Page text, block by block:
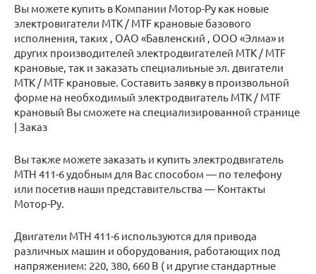
Вы можете купить в Компании Мотор-Ру как новые
электровигатели MTK / MTF крановые базового
исполнения, таких , ОАО «Бавленский , ООО «Элма» и
других производителей электродвигателей MTK / MTF
крановые, так и заказать специалиьные эл. двигатели
MTK / MTF крановые. Составить заявку в произвольной
форме на необходимый электродвигатель MTK / MTF
крановый Вы сможете на специализированной странице
| Заказ
Вы также можете заказать и купить электродвигатель
МТН 411-6 удобным для Вас способом — по телефону
или посетив наши представительства — Контакты
Мотор-Ру.
Двигатели МТН 411-6 используются для привода
различных машин и оборудования, работающих под
напряжением: 220, 380, 660 В ( и другие стандартные